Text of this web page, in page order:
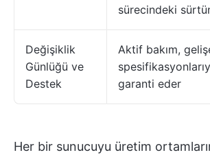
sürecindeki
Değişiklik
Günlüğü ve
Destek
Aktif bakım,
garanti eder
Her bir sunucuyu üretim